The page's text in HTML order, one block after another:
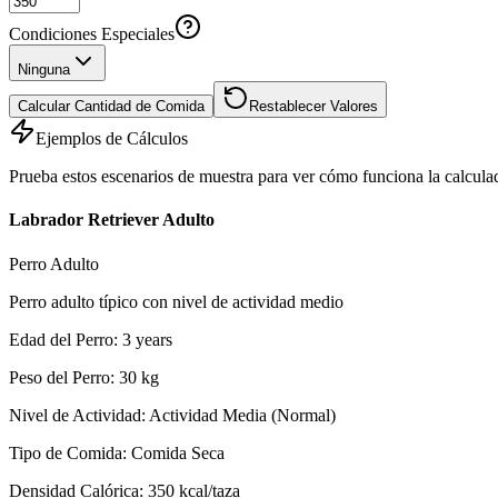
Condiciones Especiales
Ninguna
Calcular Cantidad de Comida Restablecer Valores
Ejemplos de Cálculos
Prueba estos escenarios de muestra para ver cómo funciona la
Labrador Retriever Adulto
Perro Adulto
Perro adulto típico con nivel de actividad medio
Edad del Perro: 3 years
Peso del Perro: 30 kg
Nivel de Actividad: Actividad Media (Normal)
Tipo de Comida: Comida Seca
Densidad Calórica: 350 kcal/taza